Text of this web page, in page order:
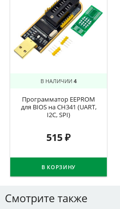
В НАЛИЧИИ 4
Программатор EEPROM
для BIOS на CH341 (UART,
I2C, SPI)
515₽
В КОРЗИНУ
Смотрите также